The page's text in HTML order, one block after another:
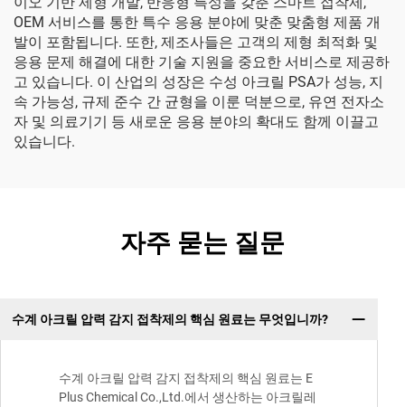
OEM 서비스를 통한 특수 응용 분야에 맞춘 맞춤형 제품 개
발이 포함됩니다. 또한, 제조사들은 고객의 제형 최적화 및
응용 문제 해결에 대한 기술 지원을 중요한 서비스로 제공하
고 있습니다. 이 산업의 성장은 수성 아크릴 PSA가 성능, 지
속 가능성, 규제 준수 간 균형을 이룬 덕분으로, 유연 전자소
자 및 의료기기 등 새로운 응용 분야의 확대도 함께 이끌고
있습니다.
자주 묻는 질문
수계 아크릴 압력 감지 접착제의 핵심 원료는 무엇입니까?
수계 아크릴 압력 감지 접착제의 핵심 원료는 E
Plus Chemical Co.,Ltd.에서 생산하는 아크릴레